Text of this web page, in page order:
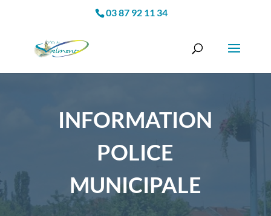
03 87 92 11 34
INFORMATION
POLICE
MUNICIPALE